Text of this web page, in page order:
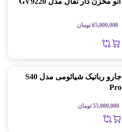
65,000,000 تومان
جارو رباتیک شیائومی مدل S40
Pro
55,000,000 تومان